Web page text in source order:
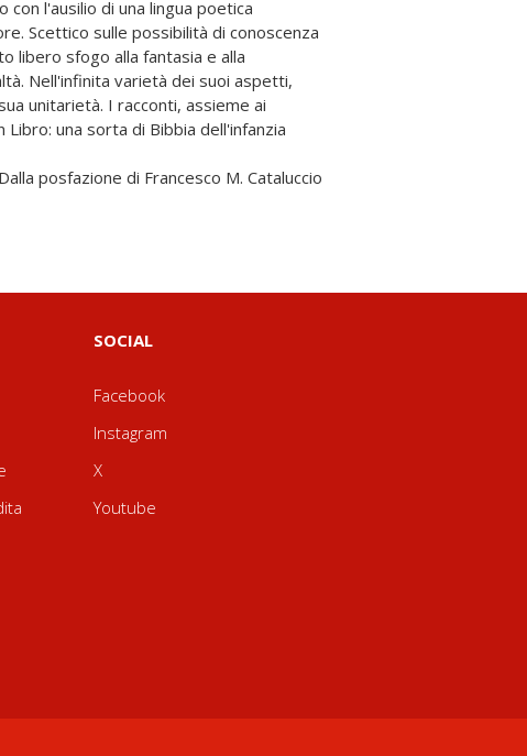
con l'ausilio di una lingua poetica
Scettico sulle possibilità di conoscenza
libero sfogo alla fantasia e alla
Nell'infinita varietà dei suoi aspetti,
unitarietà. I racconti, assieme ai
una sorta di Bibbia dell'infanzia
Dalla posfazione di Francesco M. Cataluccio
SOCIAL
Facebook
Instagram
X
Youtube